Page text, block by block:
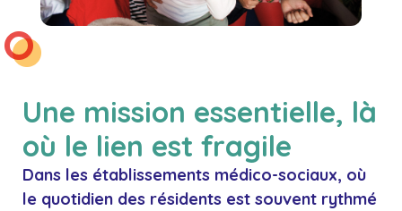
Une mission essentielle, là
où le lien est fragile
Dans les établissements médico-sociaux, où
le quotidien des résidents est souvent rythmé